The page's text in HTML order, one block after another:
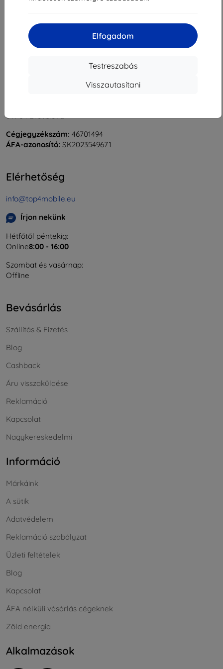
Elfogadom
Testreszabás
Visszautasítani
841 04 Bratislava
Cégjegyzékszám: 46701494
ÁFA-azonosító: SK2023549671
Elérhetőség
info@top4mobile.eu
Írjon nekünk
Hétfőtől péntekig:
Online8:00 - 16:00
Szombat és vasárnap:
Offline
Bevásárlás
Szállítás & Fizetés
Blog
Cashback
Áru visszaküldése
Reklamáció
Kapcsolat
Nagykereskedelmi
Információ
Márkáink
A sütik
Adatvédelem
Reklamáció szabályzat
Üzleti feltételek
Blog
Kapcsolat
ÁFA nélküli vásárlás cégeknek
Zöld energia
Alkalmazások